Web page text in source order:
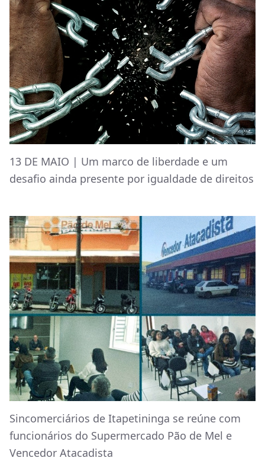
13 DE MAIO | Um marco de liberdade e um
desafio ainda presente por igualdade de direitos
Sincomerciários de Itapetininga se reúne com
funcionários do Supermercado Pão de Mel e
Vencedor Atacadista